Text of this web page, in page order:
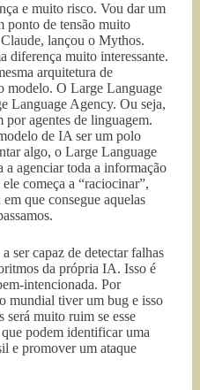
e muito risco. Vou dar um
ponto de tensão muito
lançou o Mythos.
diferença muito interessante.
arquitetura de
modelo. O Large Language
Language Agency. Ou seja,
agentes de linguagem.
de IA ser um polo
algo, o Large Language
agenciar toda a informação
começa a “raciocinar”,
que consegue aquelas
ser capaz de detectar falhas
da própria IA. Isso é
intencionada. Por
mundial tiver um bug e isso
muito ruim se esse
podem identificar uma
e promover um ataque